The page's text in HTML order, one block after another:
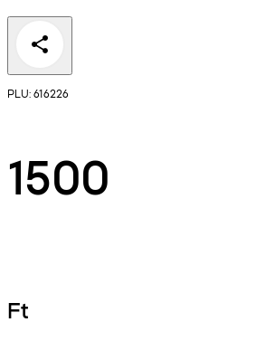
PLU: 616226
1500
Ft